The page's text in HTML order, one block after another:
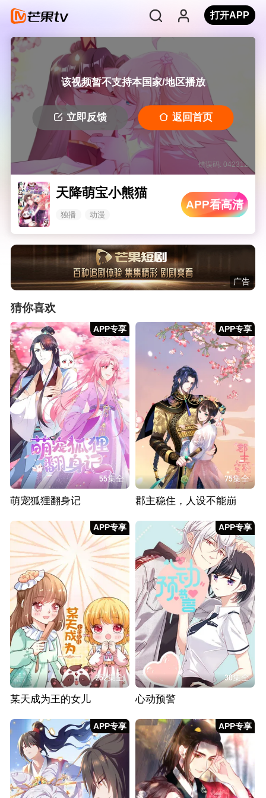
打开APP
该视频暂不支持本国家/地区播放
立即反馈 返回首页
错误码: 042312
天降萌宝小熊猫
独播 动漫
APP看高清
广告
猜你喜欢
APP专享
55集全
萌宠狐狸翻身记
APP专享
75集全
郡主稳住，人设不能崩
APP专享
252集全
某天成为王的女儿
APP专享
30集全
心动预警
APP专享 APP专享